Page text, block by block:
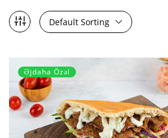
Default Sorting
Əjdaha Özəl